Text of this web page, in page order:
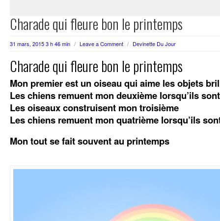
Charade qui fleure bon le printemps
31 mars, 2015 3 h 46 min / Leave a Comment / Devinette Du Jour
Charade qui fleure bon le printemps
Mon premier est un oiseau qui aime les objets
Les chiens remuent mon deuxième lorsqu’ils
Les oiseaux construisent mon troisième
Les chiens remuent mon quatrième lorsqu’ils
Mon tout se fait souvent au printemps